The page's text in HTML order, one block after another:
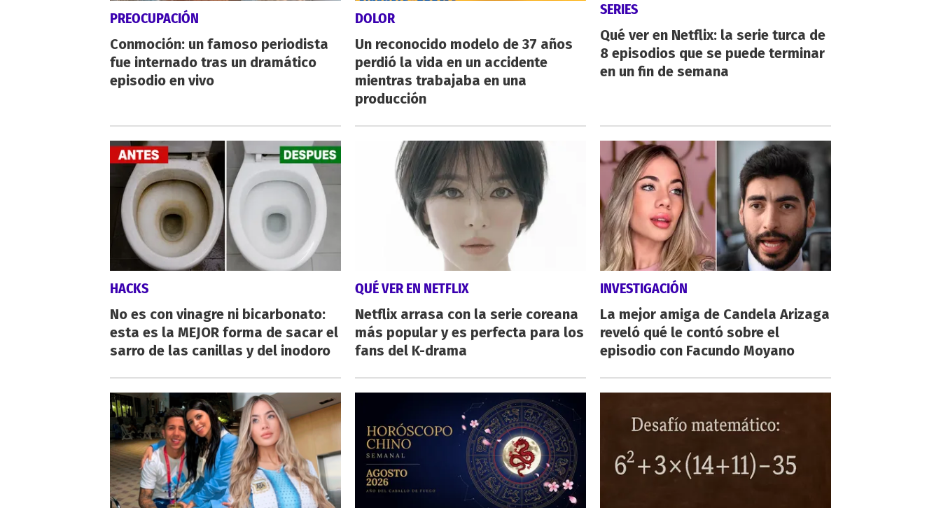
PREOCUPACIÓN
Conmoción: un famoso periodista
fue internado tras un dramático
episodio en vivo
DOLOR
Un reconocido modelo de 37 años
perdió la vida en un accidente
mientras trabajaba en una
producción
SERIES
Qué ver en Netflix: la serie turca de
8 episodios que se puede terminar
en un fin de semana
HACKS
No es con vinagre ni bicarbonato:
esta es la MEJOR forma de sacar el
sarro de las canillas y del inodoro
QUÉ VER EN NETFLIX
Netflix arrasa con la serie coreana
más popular y es perfecta para los
fans del K-drama
INVESTIGACIÓN
La mejor amiga de Candela Arizaga
reveló qué le contó sobre el
episodio con Facundo Moyano